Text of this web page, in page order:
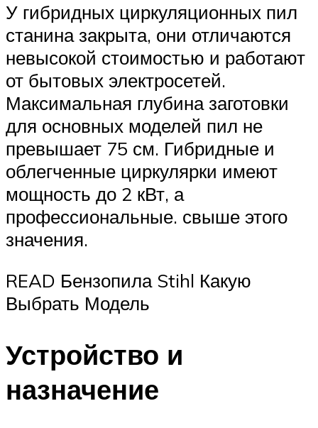
У гибридных циркуляционных пил
станина закрыта, они отличаются
невысокой стоимостью и работают
от бытовых электросетей.
Максимальная глубина заготовки
для основных моделей пил не
превышает 75 см. Гибридные и
облегченные циркулярки имеют
мощность до 2 кВт, а
профессиональные. свыше этого
значения.
READ Бензопила Stihl Какую
Выбрать Модель
Устройство и
назначение